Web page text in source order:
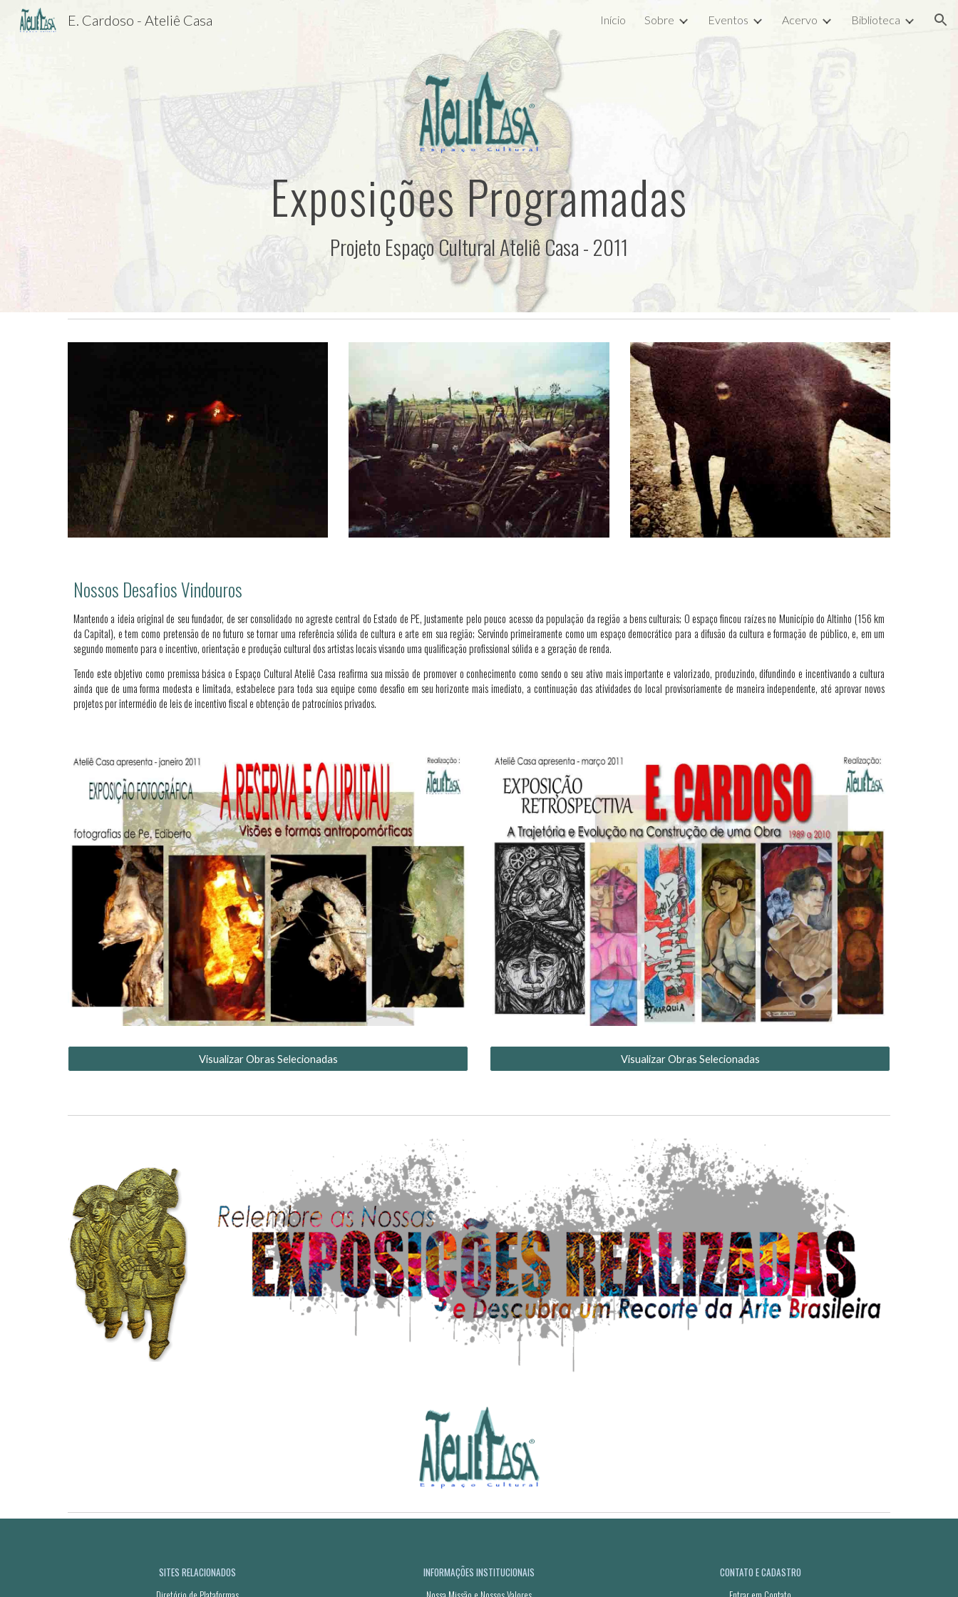
Skip to navigation
E. Cardoso - Ateliê Casa Início Sobre Eventos Acervo Biblioteca
Exposições Programadas
Projeto Espaço Cultural Ateliê Casa - 2011
Nossos Desafios Vindouros
Mantendo a ideia original de seu fundador, de ser consolidado no agreste central do Estado de PE, justamente pelo pouco acesso da população da região a bens culturais; O espaço fincou raízes no Município do Altinho (156 km
da Capital), e tem como pretensão de no futuro se tornar uma referência sólida de cultura e arte em sua região; Servindo primeiramente como um espaço democrático para a difusão da cultura e formação de público, e, em um
segundo momento para o incentivo, orientação e produção cultural dos artistas locais visando uma qualificação profissional sólida e a geração de renda.
Tendo este objetivo como premissa básica o Espaço Cultural Ateliê Casa reafirma sua missão de promover o conhecimento como sendo o seu ativo mais importante e valorizado, produzindo, difundindo e incentivando a cultura
ainda que de uma forma modesta e limitada, estabelece para toda sua equipe como desafio em seu horizonte mais imediato, a continuação das atividades do local provisoriamente de maneira independente, até aprovar novos
projetos por intermédio de leis de incentivo fiscal e obtenção de patrocínios privados.
Visualizar Obras Selecionadas Visualizar Obras Selecionadas
SITES RELACIONADOS
INFORMAÇÕES INSTITUCIONAIS
CONTATO E CADASTRO